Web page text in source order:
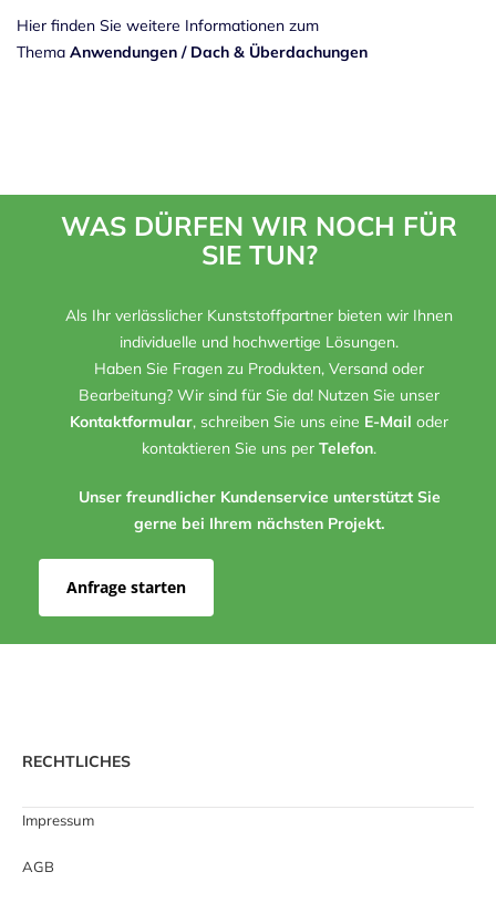
Hier finden Sie weitere Informationen zum
Thema Anwendungen / Dach & Überdachungen
WAS DÜRFEN WIR NOCH FÜR
SIE TUN?
Als Ihr verlässlicher Kunststoffpartner bieten wir Ihnen
individuelle und hochwertige Lösungen.
Haben Sie Fragen zu Produkten, Versand oder
Bearbeitung? Wir sind für Sie da! Nutzen Sie unser
Kontaktformular, schreiben Sie uns eine E-Mail oder
kontaktieren Sie uns per Telefon.
Unser freundlicher Kundenservice unterstützt Sie
gerne bei Ihrem nächsten Projekt.
Anfrage starten
RECHTLICHES
Impressum
AGB